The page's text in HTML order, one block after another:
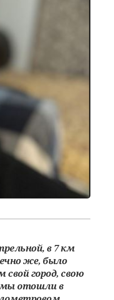
в 7 км
же, было
город, свою
мы отошли в